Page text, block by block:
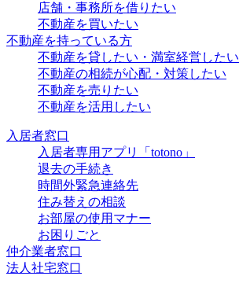
店舗・事務所を借りたい
不動産を買いたい
不動産を持っている方
不動産を貸したい・満室経営したい
不動産の相続が心配・対策したい
不動産を売りたい
不動産を活用したい
入居者窓口
入居者専用アプリ「totono」
退去の手続き
時間外緊急連絡先
住み替えの相談
お部屋の使用マナー
お困りごと
仲介業者窓口
法人社宅窓口